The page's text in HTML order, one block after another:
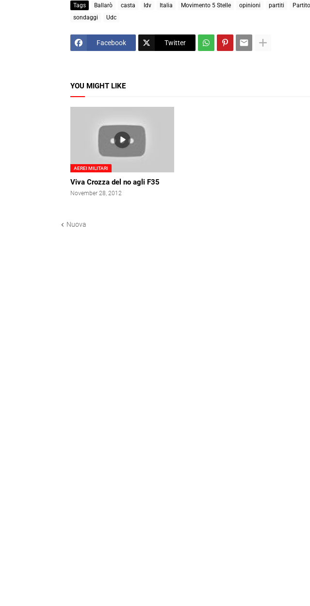
Tags Ballarò casta Idv Italia Movimento 5 Stelle opinioni partiti
sondaggi
Udc
Facebook Twitter
YOU MIGHT LIKE
AEREI MILITARI
Viva Crozza del no agli F35
November 28, 2012
Nuova